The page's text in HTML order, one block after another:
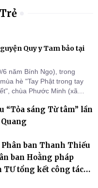
Quy y Tam bảo tại
6 năm Bính Ngọ), trong
hè "Tay Phật trong tay
chùa Phước Minh (xã
“Tỏa sáng Từ tâm” lần
ban Thanh Thiếu
ban Hoằng pháp
tổng kết công tác